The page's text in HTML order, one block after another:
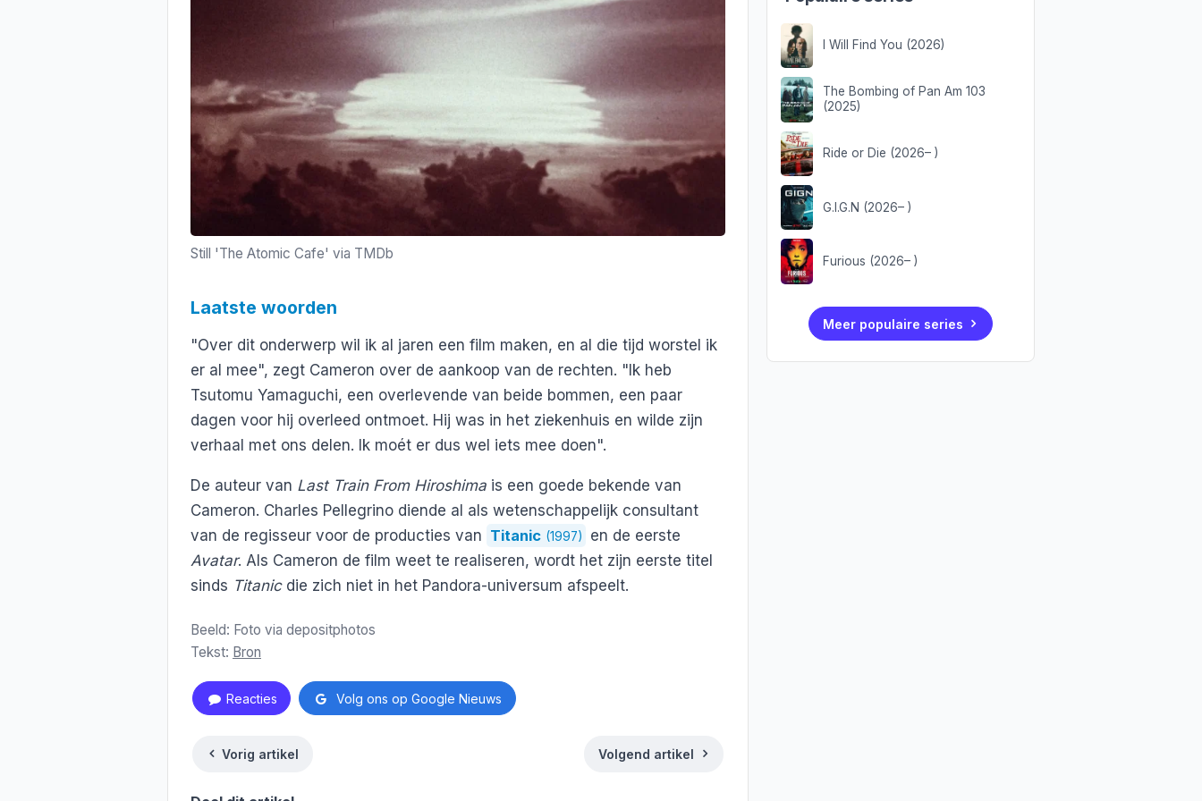
Still 'The Atomic Cafe' via TMDb
Laatste woorden
"Over dit onderwerp wil ik al jaren een film maken, en al die tijd worstel ik
er al mee", zegt Cameron over de aankoop van de rechten. "Ik heb
Tsutomu Yamaguchi, een overlevende van beide bommen, een paar
dagen voor hij overleed ontmoet. Hij was in het ziekenhuis en wilde zijn
verhaal met ons delen. Ik moét er dus wel iets mee doen".
De auteur van Last Train From Hiroshima is een goede bekende van
Cameron. Charles Pellegrino diende al als wetenschappelijk consultant
van de regisseur voor de producties van Titanic (1997)
en de eerste
Avatar. Als Cameron de film weet te realiseren, wordt het zijn eerste titel
sinds Titanicdie zich niet in het Pandora-universum afspeelt.
Beeld: Foto via depositphotos
Tekst: Bron
Reacties Volg ons op Google Nieuws
Vorig artikel Volgend artikel
I Will Find You (2026)
The Bombing of Pan Am 103
(2025)
Ride or Die (2026– )
G.I.G.N (2026– )
Furious (2026– )
Meer populaire series